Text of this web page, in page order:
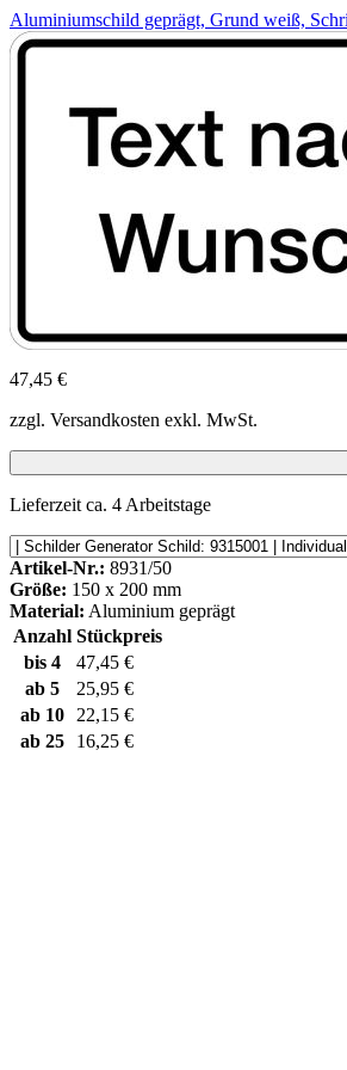
Aluminiumschild geprägt, Grund weiß,
47,45 €
zzgl. Versandkosten exkl. MwSt.
Lieferzeit ca. 4 Arbeitstage
Artikel-Nr.: 8931/50
Größe: 150 x 200 mm
Material: Aluminium geprägt
Anzahl Stückpreis
bis 4
47,45 €
ab 5
25,95 €
ab 10
22,15 €
ab 25 16,25 €